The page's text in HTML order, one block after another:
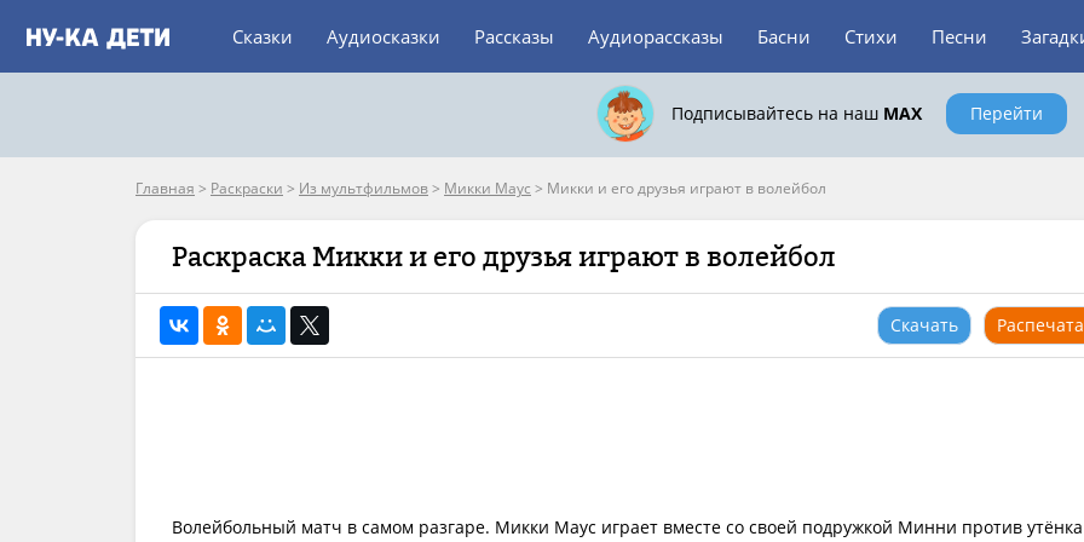
Сказки Аудиосказки Рассказы Аудиорассказы Басни Стихи Песни
Подписывайтесь на наш MAX Перейти
Главная > Раскраски > Из мультфильмов> Микки Маус > Микки и его друзья играют в волейбол
Раскраска Микки и его друзья играют в волейбол
Скачать
Волейбольный матч в самом разгаре. Микки Маус играет вместе со своей подружкой Минни против утёнка